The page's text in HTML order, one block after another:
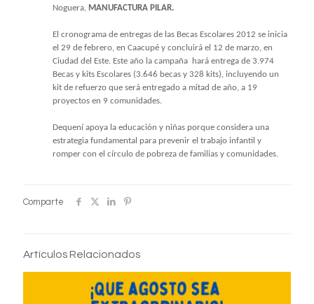
Noguera, MANUFACTURA PILAR.
El cronograma de entregas de las Becas Escolares 2012 se inicia
el 29 de febrero, en Caacupé y concluirá el 12 de marzo, en
Ciudad del Este. Este año la campaña
hará entrega de 3.974
Becas y kits Escolares (3.646 becas y 328 kits), incluyendo un
kit de refuerzo que será entregado a mitad de año, a 19
proyectos en 9 comunidades.
Dequení apoya la educación y niñas porque considera una
estrategia fundamental para prevenir el trabajo infantil y
romper con el círculo de pobreza de familias y comunidades.
Comparte
Artículos Relacionados